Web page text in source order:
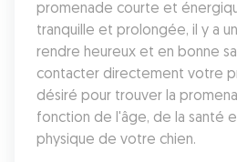
promenade courte et
tranquille et prolongée, il y a
rendre heureux et en bonne
contacter directement votre
désiré pour trouver la
fonction de l'âge, de la santé
physique de votre chien.